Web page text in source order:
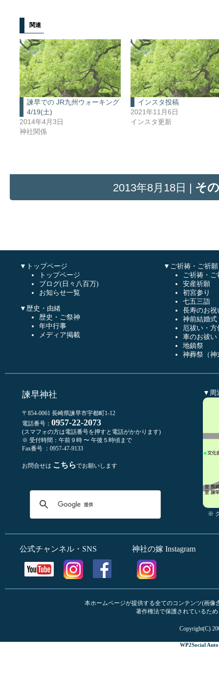
関連
諫早での JR九州ウォーキング
4/19(土)
2014年4月3日
神社関係
インスタ投稿
2021年11月6日
インスタ更新
2013年8月18日 | そ
▼トップページ
トップページ
ブログ(日々八百万)
お知らせ一覧
▼歴史・由緒
歴史・ご祭神
年中行事
メディア掲載
▼ご祈祷・ご祈願
ご祈祷・ご
安産祈願
初宮参り
七五三詣
長寿のお祝
神前結婚式
厄祓い・方
車のお祓い
地鎮祭
神葬祭（神
諫早神社
〒854-0061 長崎県諫早市宇都町1-12
電話番号： 0957-22-2073
(スマフォの方は電話番号を押すと電話がかかります)
※ 受付時間：午前９時 〜 午後５時頃まで
Fax番号 ：0957-47-9133
お問合せは こちらでお願いします
▼周
※
公式チャンネル・SNS 神社の嫁 Instagram
本ホームページが提供する全てのコンテンツ(画
著作権法で保護されているた
Copyright(C)
WP2Social